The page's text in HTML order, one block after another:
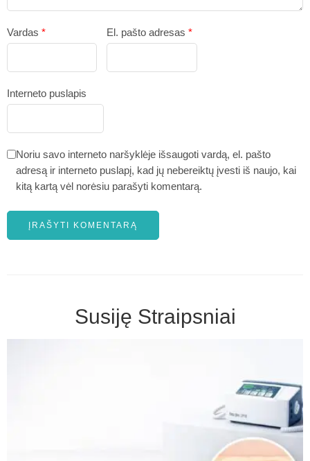
Vardas * El. pašto adresas*
Interneto puslapis
Noriu savo interneto naršyklėje išsaugoti vardą, el. pašto
adresą ir interneto puslapį, kad jų nebereiktų įvesti iš naujo, kai
kitą kartą vėl norėsiu parašyti komentarą.
Susiję Straipsniai